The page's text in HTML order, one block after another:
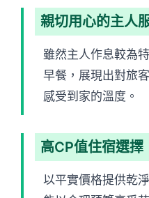
親切用心的主人
雖然主人作息較為
早餐，展現出對旅
感受到家的溫度。
高CP值住宿選擇
以平實價格提供乾